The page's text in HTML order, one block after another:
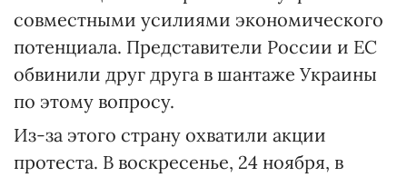
совместными усилиями экономического
потенциала. Представители России и ЕС
обвинили друг друга в шантаже Украины
по этому вопросу.
Из-за этого страну охватили акции
протеста. В воскресенье, 24 ноября, в